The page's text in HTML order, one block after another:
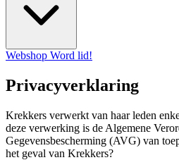
Webshop Word lid!
Privacyverklaring
Krekkers verwerkt van haar leden
deze verwerking is de Algemene
Gegevensbescherming (AVG) van
het geval van Krekkers?